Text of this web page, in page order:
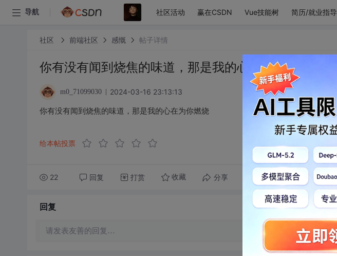
导航 社区活动 赢在CSDN Vue技能树 简历/就业指导
社区 前端社区 感慨 帖子详情
你有没有闻到烧焦的味道，那是我的心在为你燃烧
m0_71099030 2024-03-16 23:13:13
你有没有闻到烧焦的味道，那是我的心在为你燃烧
给本帖投票
22 回复 打赏 收藏 分享 转发到动态 举报
回复
请发表友善的回复…